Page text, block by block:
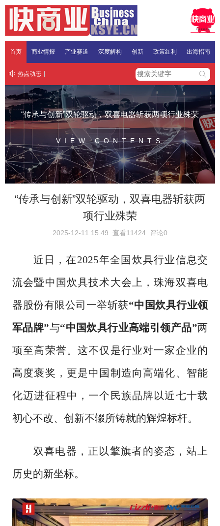
首页 商业情报 产业赛道 深度解构 创新 政策红利 出海指南
热点动态
“传承与创新”双轮驱动，双喜电器斩获两项行业殊荣
VIEW CONTENTS
“传承与创新”双轮驱动，双喜电器斩获两
项行业殊荣
2025-12-11 15:49 查看11424 评论0
近日，在2025年全国炊具行业信息交
流会暨中国炊具技术大会上，珠海双喜电
器股份有限公司一举斩获“中国炊具行业领
军品牌”与“中国炊具行业高端引领产品”两
项至高荣誉。这不仅是行业对一家企业的
高度褒奖，更是中国制造向高端化、智能
化迈进征程中，一个民族品牌以近七十载
初心不改、创新不辍所铸就的辉煌标杆。
双喜电器，正以擎旗者的姿态，站上
历史的新坐标。